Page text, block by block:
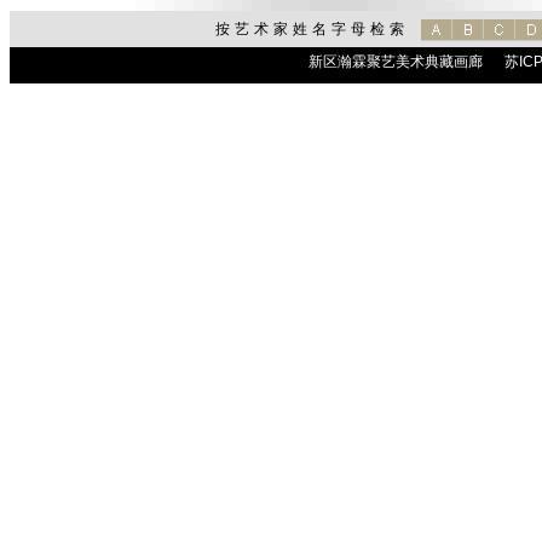
按艺术家姓名字母检索
新区瀚霖聚艺美术典藏画廊
苏